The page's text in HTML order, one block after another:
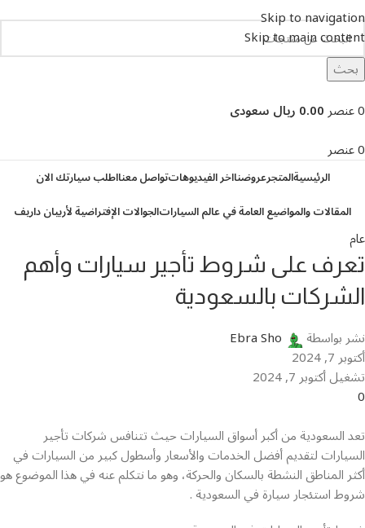
Skip to navigation
Skip to main content
بحث
0عنصر0.00 ريال سعودى
0عنصر
الرئيسيةالمتجرعروضنااخر الفيديوهاتتواصل معنااطلب سيارتك الان
المقالات والمواضيع العامة في عالم السياراتالجوالات الإفتراضية لأربيان داريف
عام
تعرف على شروط تأجير سيارات وأهم
الشركات بالسعودية
نشر بواسطة Ebra Sho
أكتوبر 7, 2024
تشغيل أكتوبر 7, 2024
0
تعد السعودية من أكبر أسواق السيارات حيث تتنافس شركات تأجير
السيارات لتقديم أفضل الخدمات والأسعار وأسطول كبير من السيارات في
أكثر المناطق النشطة بالسكان والحركة، وهو ما نتكلم عنه في هذا الموضوع هو
شروط استئجار سيارة في السعودية .